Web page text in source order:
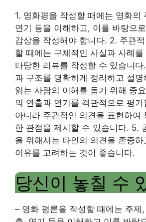
1. 영화평을 작성할 때에는 영화의
연기 등을 이해하고, 이를 바탕으
감상을 작성해야 합니다. 2. 주관
할 때에는 구체적인 사실과 사례
타당한 리뷰를 작성할 수 있습니
과 구조를 명확하게 정리하고 설
읽는 사람의 이해를 돕기 위해 중
의 연출과 연기를 객관적으로 평
아니라 주관적인 의견을 표현하여
한 관점을 제시할 수 있습니다. 5.
을 위해서는 타인의 의견을 존중
이유를 고려하는 것이 좋습니다.
당신이 놓칠 수
– 영화 평론을 작성할 때에는 주제